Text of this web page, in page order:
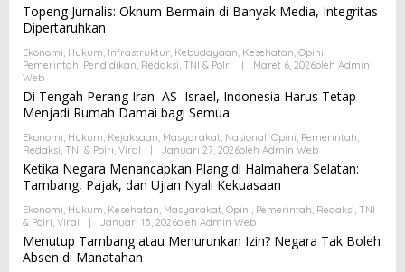
Topeng Jurnalis: Oknum Bermain di Banyak Media, Integritas
Dipertaruhkan
Ekonomi, Hukum, Infrastruktur, Kebudayaan, Kesehatan, Opini,
Pemerintah, Pendidikan, Redaksi, TNI & Polri Maret 6, 2026Oleh Admin
Web
Di Tengah Perang Iran–AS–Israel, Indonesia Harus Tetap
Menjadi Rumah Damai bagi Semua
Ekonomi, Hukum, Kejaksaan, Masyarakat, Nasional, Opini, Pemerintah,
Redaksi, TNI & Polri, Viral Januari 27, 2026Oleh Admin Web
Ketika Negara Menancapkan Plang di Halmahera Selatan:
Tambang, Pajak, dan Ujian Nyali Kekuasaan
Ekonomi, Hukum, Kesehatan, Masyarakat, Opini, Pemerintah, Redaksi, TNI
& Polri, Viral Januari 15, 2026Oleh Admin Web
Menutup Tambang atau Menurunkan Izin? Negara Tak Boleh
Absen di Manatahan